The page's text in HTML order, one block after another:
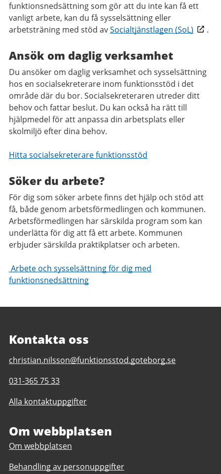
funktionsnedsättning som gör att du inte kan få ett
vanligt arbete, kan du få sysselsättning eller
arbetsträning med stöd avSocialtjänstlagen (SoL) .
Ansök om daglig verksamhet
Du ansöker om daglig verksamhet och sysselsättning
hos en socialsekreterare inom funktionsstöd i det
område där du bor. Socialsekreteraren utreder ditt
behov och fattar beslut. Du kan också ha rätt till
hjälpmedel för att anpassa din arbetsplats eller
skolmiljö efter dina behov.
Hitta socialsekreterare funktionsstöd
Söker du arbete?
För dig som söker arbete finns det hjälp och stöd att
få, både genom arbetsförmedlingen och kommunen.
Arbetsförmedlingen har särskilda program som kan
underlätta för dig att få ett arbete. Kommunen
erbjuder särskilda praktikplatser och arbeten.
Arbete och sysselsättning för dig med
funktionsnedsättning
Kontakta oss
E-
till
Idrottsplatsen
daglig
Göteborgs
Stad
christian.nilsson@funktionsstod.goteborg.se
Telefonnummer
Idrottsplatsen
verksamhet
Göteborgs
Stad
031-365 75 33
Alla kontaktuppgifter
Om webbplatsen
Om webbplatsen
Behandling av personuppgifter